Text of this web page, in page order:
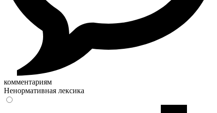
комментариям
Ненормативная лексика